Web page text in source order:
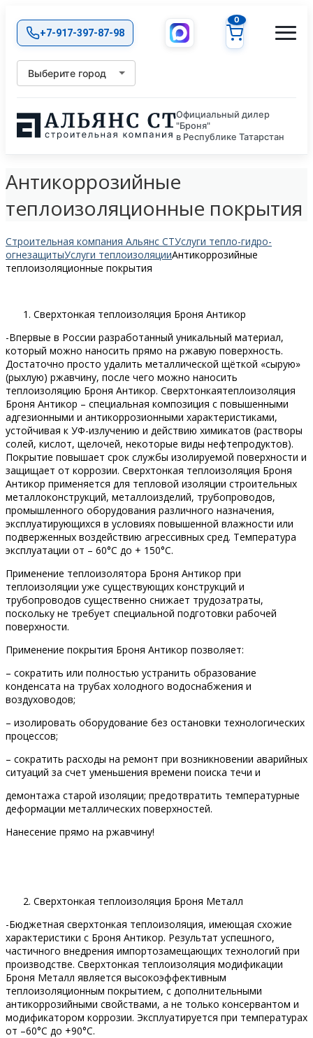
+7-917-397-87-98
0
Выберите город
Официальный дилер
"Броня"
в Республике Татарстан
Антикоррозийные
теплоизоляционные покрытия
Строительная компания Альянс СТУслуги тепло-гидро-
огнезащитыУслуги теплоизоляцииАнтикоррозийные
теплоизоляционные покрытия
Сверхтонкая теплоизоляция Броня Антикор
-Впервые в России разработанный уникальный материал,
который можно наносить прямо на ржавую поверхность.
Достаточно просто удалить металлической щёткой «сырую»
(рыхлую) ржавчину, после чего можно наносить
теплоизоляцию Броня Антикор. Сверхтонкаятеплоизоляция
Броня Антикор – специальная композиция с повышенными
адгезионными и антикоррозионными характеристиками,
устойчивая к УФ-излучению и действию химикатов (растворы
солей, кислот, щелочей, некоторые виды нефтепродуктов).
Покрытие повышает срок службы изолируемой поверхности и
защищает от коррозии. Сверхтонкая теплоизоляция Броня
Антикор применяется для тепловой изоляции строительных
металлоконструкций, металлоизделий, трубопроводов,
промышленного оборудования различного назначения,
эксплуатирующихся в условиях повышенной влажности или
подверженных воздействию агрессивных сред. Температура
эксплуатации от – 60°С до + 150°С.
Применение теплоизолятора Броня Антикор при
теплоизоляции уже существующих конструкций и
трубопроводов существенно снижает трудозатраты,
поскольку не требует специальной подготовки рабочей
поверхности.
Применение покрытия Броня Антикор позволяет:
– сократить или полностью устранить образование
конденсата на трубах холодного водоснабжения и
воздуховодов;
– изолировать оборудование без остановки технологических
процессов;
– сократить расходы на ремонт при возникновении аварийных
ситуаций за счет уменьшения времени поиска течи и
демонтажа старой изоляции; предотвратить температурные
деформации металлических поверхностей.
Нанесение прямо на ржавчину!
Сверхтонкая теплоизоляция Броня Металл
-Бюджетная сверхтонкая теплоизоляция, имеющая схожие
характеристики с Броня Антикор. Результат успешного,
частичного внедрения импортозамещающих технологий при
производстве. Сверхтонкая теплоизоляция модификации
Броня Металл является высокоэффективным
теплоизоляционным покрытием, с дополнительными
антикоррозийными свойствами, а не только консервантом и
модификатором коррозии. Эксплуатируется при температурах
от –60°С до +90°С.